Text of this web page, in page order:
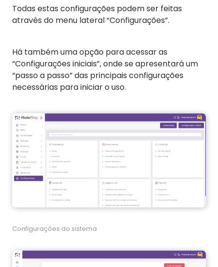
Todas estas configurações podem ser feitas
através do menu lateral “Configurações”.
Há também uma opção para acessar as
“Configurações iniciais”, onde se apresentará um
“passo a passo” das principais configurações
necessárias para iniciar o uso.
Configurações do sistema